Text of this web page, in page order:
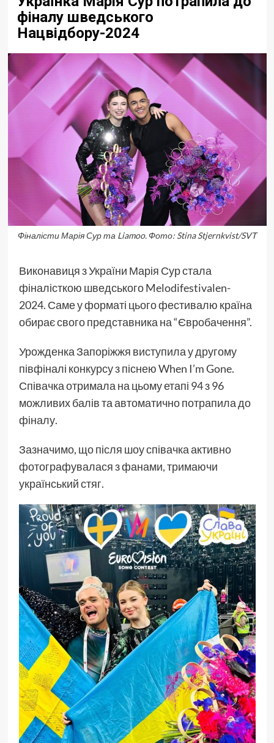
фіналу шведського
Нацвідбору-2024
Фіналісти Марія Сур та Liamoo. Фото: Stina Stjernkvist/SVT
Виконавиця з України Марія Сур стала
фіналісткою шведського Melodifestivalen-
2024. Саме у форматі цього фестивалю країна
обирає свого представника на “Євробачення”.
Урожденка Запоріжжя виступила у другому
півфіналі конкурсу з піснею When I’m Gone.
Співачка отримала на цьому етапі 94 з 96
можливих балів та автоматично потрапила до
фіналу.
Зазначимо, що після шоу співачка активно
фотографувалася з фанами, тримаючи
український стяг.